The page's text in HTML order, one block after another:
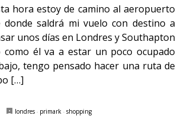
hora estoy de camino al aeropuerto
donde saldrá mi vuelo con destino a
unos días en Londres y Southapton
él va a estar un poco ocupado
tengo pensado hacer una ruta de
[…]
londres· primark· shopping